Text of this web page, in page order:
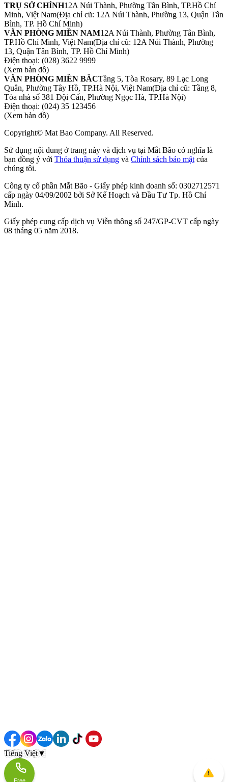
TRỤ SỞ CHÍNH12A Núi Thành, Phường Tân Bình, TP.Hồ Chí
Minh, Việt Nam(Địa chỉ cũ: 12A Núi Thành, Phường 13, Quận Tân
Bình, TP. Hồ Chí Minh)
VĂN PHÒNG MIỀN NAM12A Núi Thành, Phường Tân Bình,
TP.Hồ Chí Minh, Việt Nam(Địa chỉ cũ: 12A Núi Thành, Phường
13, Quận Tân Bình, TP. Hồ Chí Minh)
Điện thoại: (028) 3622 9999
(Xem bản đồ)
VĂN PHÒNG MIỀN BẮCTầng 5, Tòa Rosary, 89 Lạc Long
Quân, Phường Tây Hồ, TP.Hà Nội, Việt Nam(Địa chỉ cũ: Tầng 8,
Tòa nhà số 381 Đội Cấn, Phường Ngọc Hà, TP.Hà Nội)
Điện thoại: (024) 35 123456
(Xem bản đồ)
Copyright© Mat Bao Company. All Reserved.
Sử dụng nội dung ở trang này và dịch vụ tại Mắt Bão có nghĩa là
bạn đồng ý với Thỏa thuận sử dụng và Chính sách bảo mật của
chúng tôi.
Công ty cổ phần Mắt Bão - Giấy phép kinh doanh số: 0302712571
cấp ngày 04/09/2002 bởi Sở Kế Hoạch và Đầu Tư Tp. Hồ Chí
Minh.
Giấy phép cung cấp dịch vụ Viễn thông số 247/GP-CVT cấp ngày
08 tháng 05 năm 2018.
Tiếng Việt▼
Free